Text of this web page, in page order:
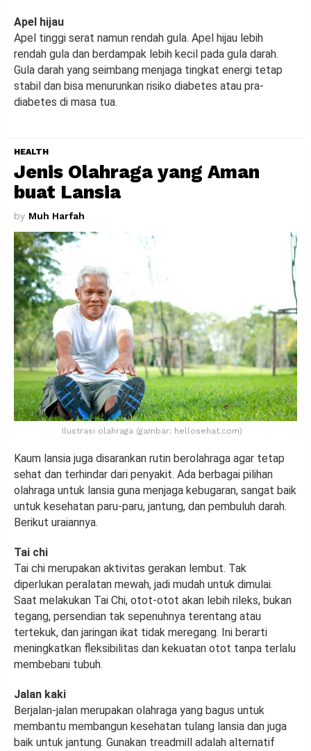
Apel hijau
Apel tinggi serat namun rendah gula. Apel hijau lebih
rendah gula dan berdampak lebih kecil pada gula darah.
Gula darah yang seimbang menjaga tingkat energi tetap
stabil dan bisa menurunkan risiko diabetes atau pra-
diabetes di masa tua.
HEALTH
Jenis Olahraga yang Aman
buat Lansia
by Muh Harfah
Ilustrasi olahraga (gambar: hellosehat.com)
Kaum lansia juga disarankan rutin berolahraga agar tetap
sehat dan terhindar dari penyakit. Ada berbagai pilihan
olahraga untuk lansia guna menjaga kebugaran, sangat baik
untuk kesehatan paru-paru, jantung, dan pembuluh darah.
Berikut uraiannya.
Tai chi
Tai chi merupakan aktivitas gerakan lembut. Tak
diperlukan peralatan mewah, jadi mudah untuk dimulai.
Saat melakukan Tai Chi, otot-otot akan lebih rileks, bukan
tegang, persendian tak sepenuhnya terentang atau
tertekuk, dan jaringan ikat tidak meregang. Ini berarti
meningkatkan fleksibilitas dan kekuatan otot tanpa terlalu
membebani tubuh.
Jalan kaki
Berjalan-jalan merupakan olahraga yang bagus untuk
membantu membangun kesehatan tulang lansia dan juga
baik untuk jantung. Gunakan treadmill adalah alternatif